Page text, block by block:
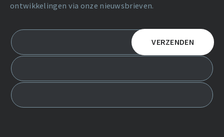
ontwikkelingen via onze nieuwsbrieven.